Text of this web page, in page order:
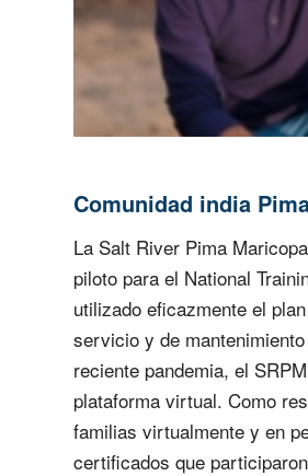
Comunidad india
La Salt River Pima
piloto para el National
utilizado eficazmente el
servicio y de
reciente pandemia, el
plataforma virtual. Como
familias virtualmente y en
certificados que